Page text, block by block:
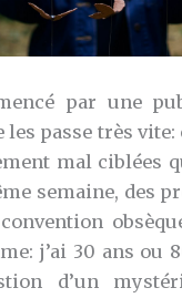
par une
les passe très
mal ciblées
semaine, des
j’ai 30 ans ou
d’un